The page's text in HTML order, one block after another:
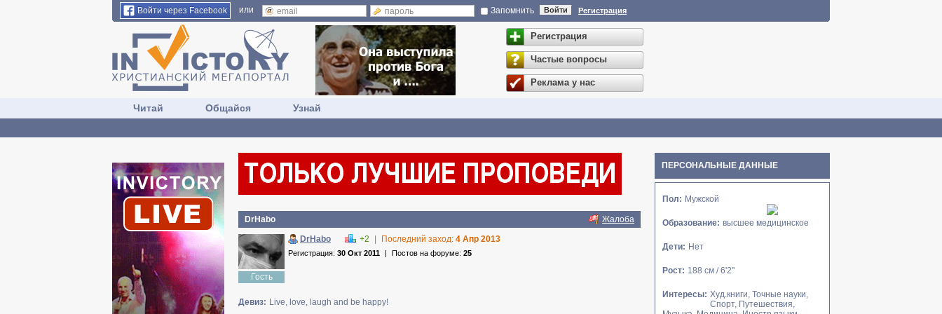
Войти через Facebook или Запомнить Войти Регистрация
Регистрация
Частые вопросы
Реклама у нас
Читай Общайся Узнай
DrHabo Жалоба
Гость
DrHabo +2 Последний заход: 4 Апр 2013
Регистрация: 30 Окт 2011 | Постов на форуме: 25
Девиз: Live, love, laugh and be happy!
ПЕРСОНАЛЬНЫЕ ДАННЫЕ
Пол: Мужской
Образование: высшее медицинское
Дети: Нет
Рост: 188 см / 6'2"
Интересы: Худ.книги, Точные науки,
Спорт, Путешествия,